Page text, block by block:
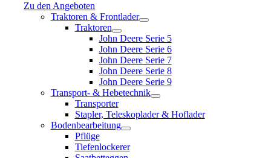
Zu den Angeboten
Traktoren & Frontlader
Traktoren
John Deere Serie 5
John Deere Serie 6
John Deere Serie 7
John Deere Serie 8
John Deere Serie 9
Transport- & Hebetechnik
Transporter
Stapler, Teleskoplader & Hoflader
Bodenbearbeitung
Pflüge
Tiefenlockerer